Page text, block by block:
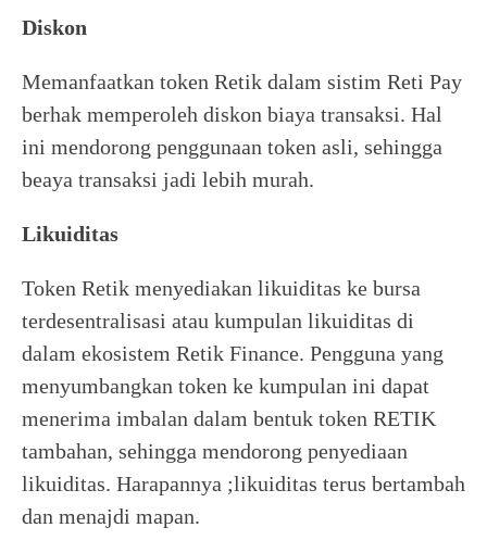
Diskon
Memanfaatkan token Retik dalam sistim Reti Pay
berhak memperoleh diskon biaya transaksi. Hal
ini mendorong penggunaan token asli, sehingga
beaya transaksi jadi lebih murah.
Likuiditas
Token Retik menyediakan likuiditas ke bursa
terdesentralisasi atau kumpulan likuiditas di
dalam ekosistem Retik Finance. Pengguna yang
menyumbangkan token ke kumpulan ini dapat
menerima imbalan dalam bentuk token RETIK
tambahan, sehingga mendorong penyediaan
likuiditas. Harapannya ;likuiditas terus bertambah
dan menajdi mapan.